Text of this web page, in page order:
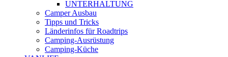
UNTERHALTUNG
Camper Ausbau
Tipps und Tricks
Länderinfos für Roadtrips
Camping-Ausrüstung
Camping-Küche